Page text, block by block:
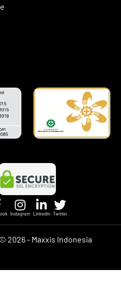
Instagram Linkedin Twitter
2026 - Maxxis Indonesia